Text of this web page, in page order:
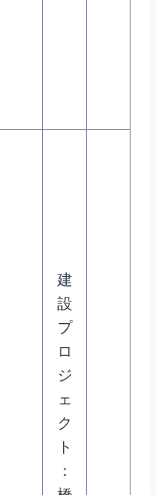
建
設
プ
ロ
ジ
ェ
ク
ト
：